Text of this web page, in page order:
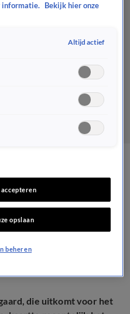
flinterdun:
koste
die uitkomt voor het
informatie.
Bekijk hier onze
Altijd actief
opslaan
beheren